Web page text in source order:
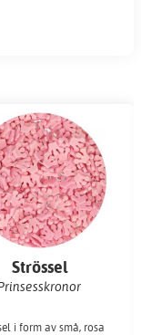
Strössel
i form av små, rosa